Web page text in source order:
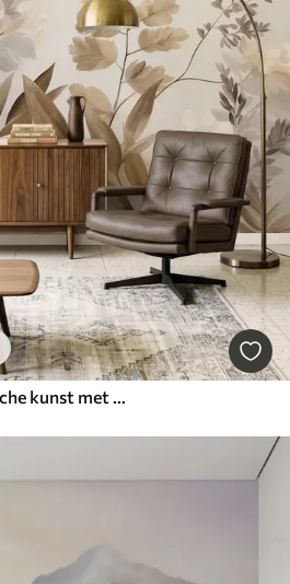
Muurschildering Botanische kunst met textuur, diverse planten en bladeren in bruine en beige tinten